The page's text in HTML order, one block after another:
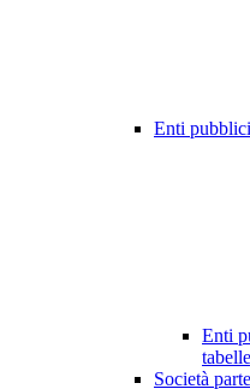
Enti
Enti
Società